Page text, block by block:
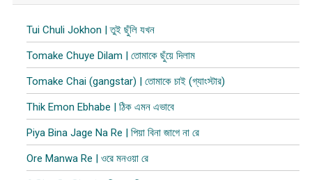
Tui Chuli Jokhon | তুই ছুঁলি যখন
Tomake Chuye Dilam | তোমাকে ছুঁয়ে দিলাম​
Tomake Chai (gangstar) | তোমাকে চাই (গ্যাংস্টার)
Thik Emon Ebhabe | ঠিক এমন এভাবে
Piya Bina Jage Na Re | পিয়া বিনা জাগে না রে
Ore Manwa Re | ওরে মনওয়া রে